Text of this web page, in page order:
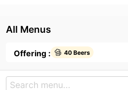
All Menus
Offering : 40 Beers